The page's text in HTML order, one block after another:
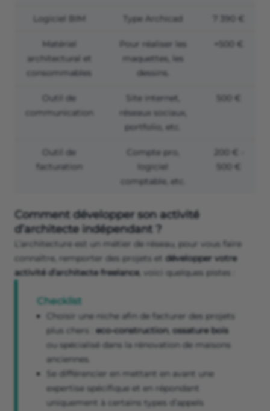
Logiciel BIM Type Archicad 7 390 €
Matériel
architectural et
consommables
Pour réaliser les
maquettes, les
dessins.
+500 €
Outil de
communication
Site internet,
réseaux sociaux,
portfolio, etc.
500 €
Outil de
facturation
Compte pro,
logiciel
comptable, etc.
200 € -
500 €
Comment développer son activité
d’architecte indépendant ?
L’architecture est un métier de réseau, pour vous faire
connaître, remporter des projets et développer votre
activité d’architecte freelance, voici quelques pistes :
Checklist
Choisir une niche afin de facturer des projets
plus chers : eco-construction, ossature bois
ou spécialisé dans la rénovation de maisons
anciennes.
Se différencier en mettant en avant une
expertise spécifique et en répondant
uniquement à certains types d’appels